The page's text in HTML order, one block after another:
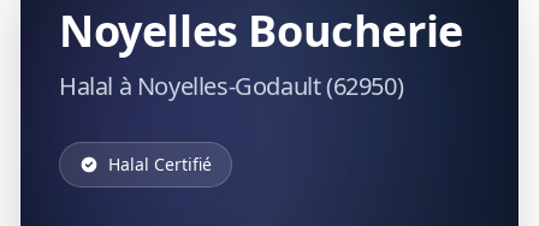
Noyelles Boucherie
Halal à Noyelles-Godault (62950)
Halal Certifié